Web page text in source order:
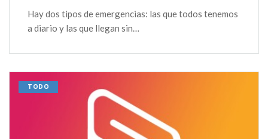
Hay dos tipos de emergencias: las que todos tenemos
a diario y las que llegan sin…
TODO